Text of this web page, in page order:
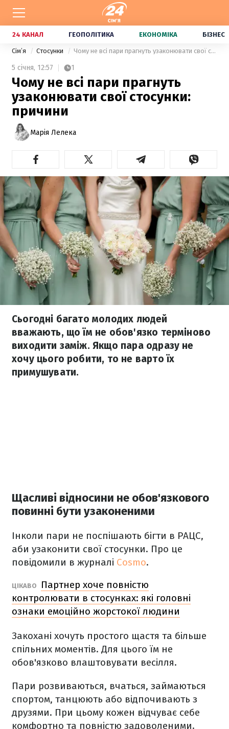
24 КАНАЛ ГЕОПОЛІТИКА ЕКОНОМІКА БІЗНЕС
Сімʼя Стосунки Чому не всі пари прагнуть узаконювати свої стосунки: причини
5 січня, 12:57 1
Чому не всі пари прагнуть
узаконювати свої стосунки:
причини
Марія Лелека
Сьогодні багато молодих людей
вважають, що їм не обов'язко терміново
виходити заміж. Якщо пара одразу не
хочу цього робити, то не варто їх
примушувати.
Щасливі відносини не обов'язкового
повинні бути узаконеними
Інколи пари не поспішають бігти в РАЦС,
аби узаконити свої стосунки. Про це
повідомили в журналі Cosmo.
ЦІКАВО
Партнер хоче повністю
контролювати в стосунках: які головні
ознаки емоційно жорстокої людини
Закохані хочуть простого щастя та більше
спільних моментів. Для цього їм не
обов'язково влаштовувати весілля.
Пари розвиваються, вчаться, займаються
спортом, танцюють або відпочивають з
друзями. При цьому кожен відчуває себе
комфортно та повністю задоволеними.